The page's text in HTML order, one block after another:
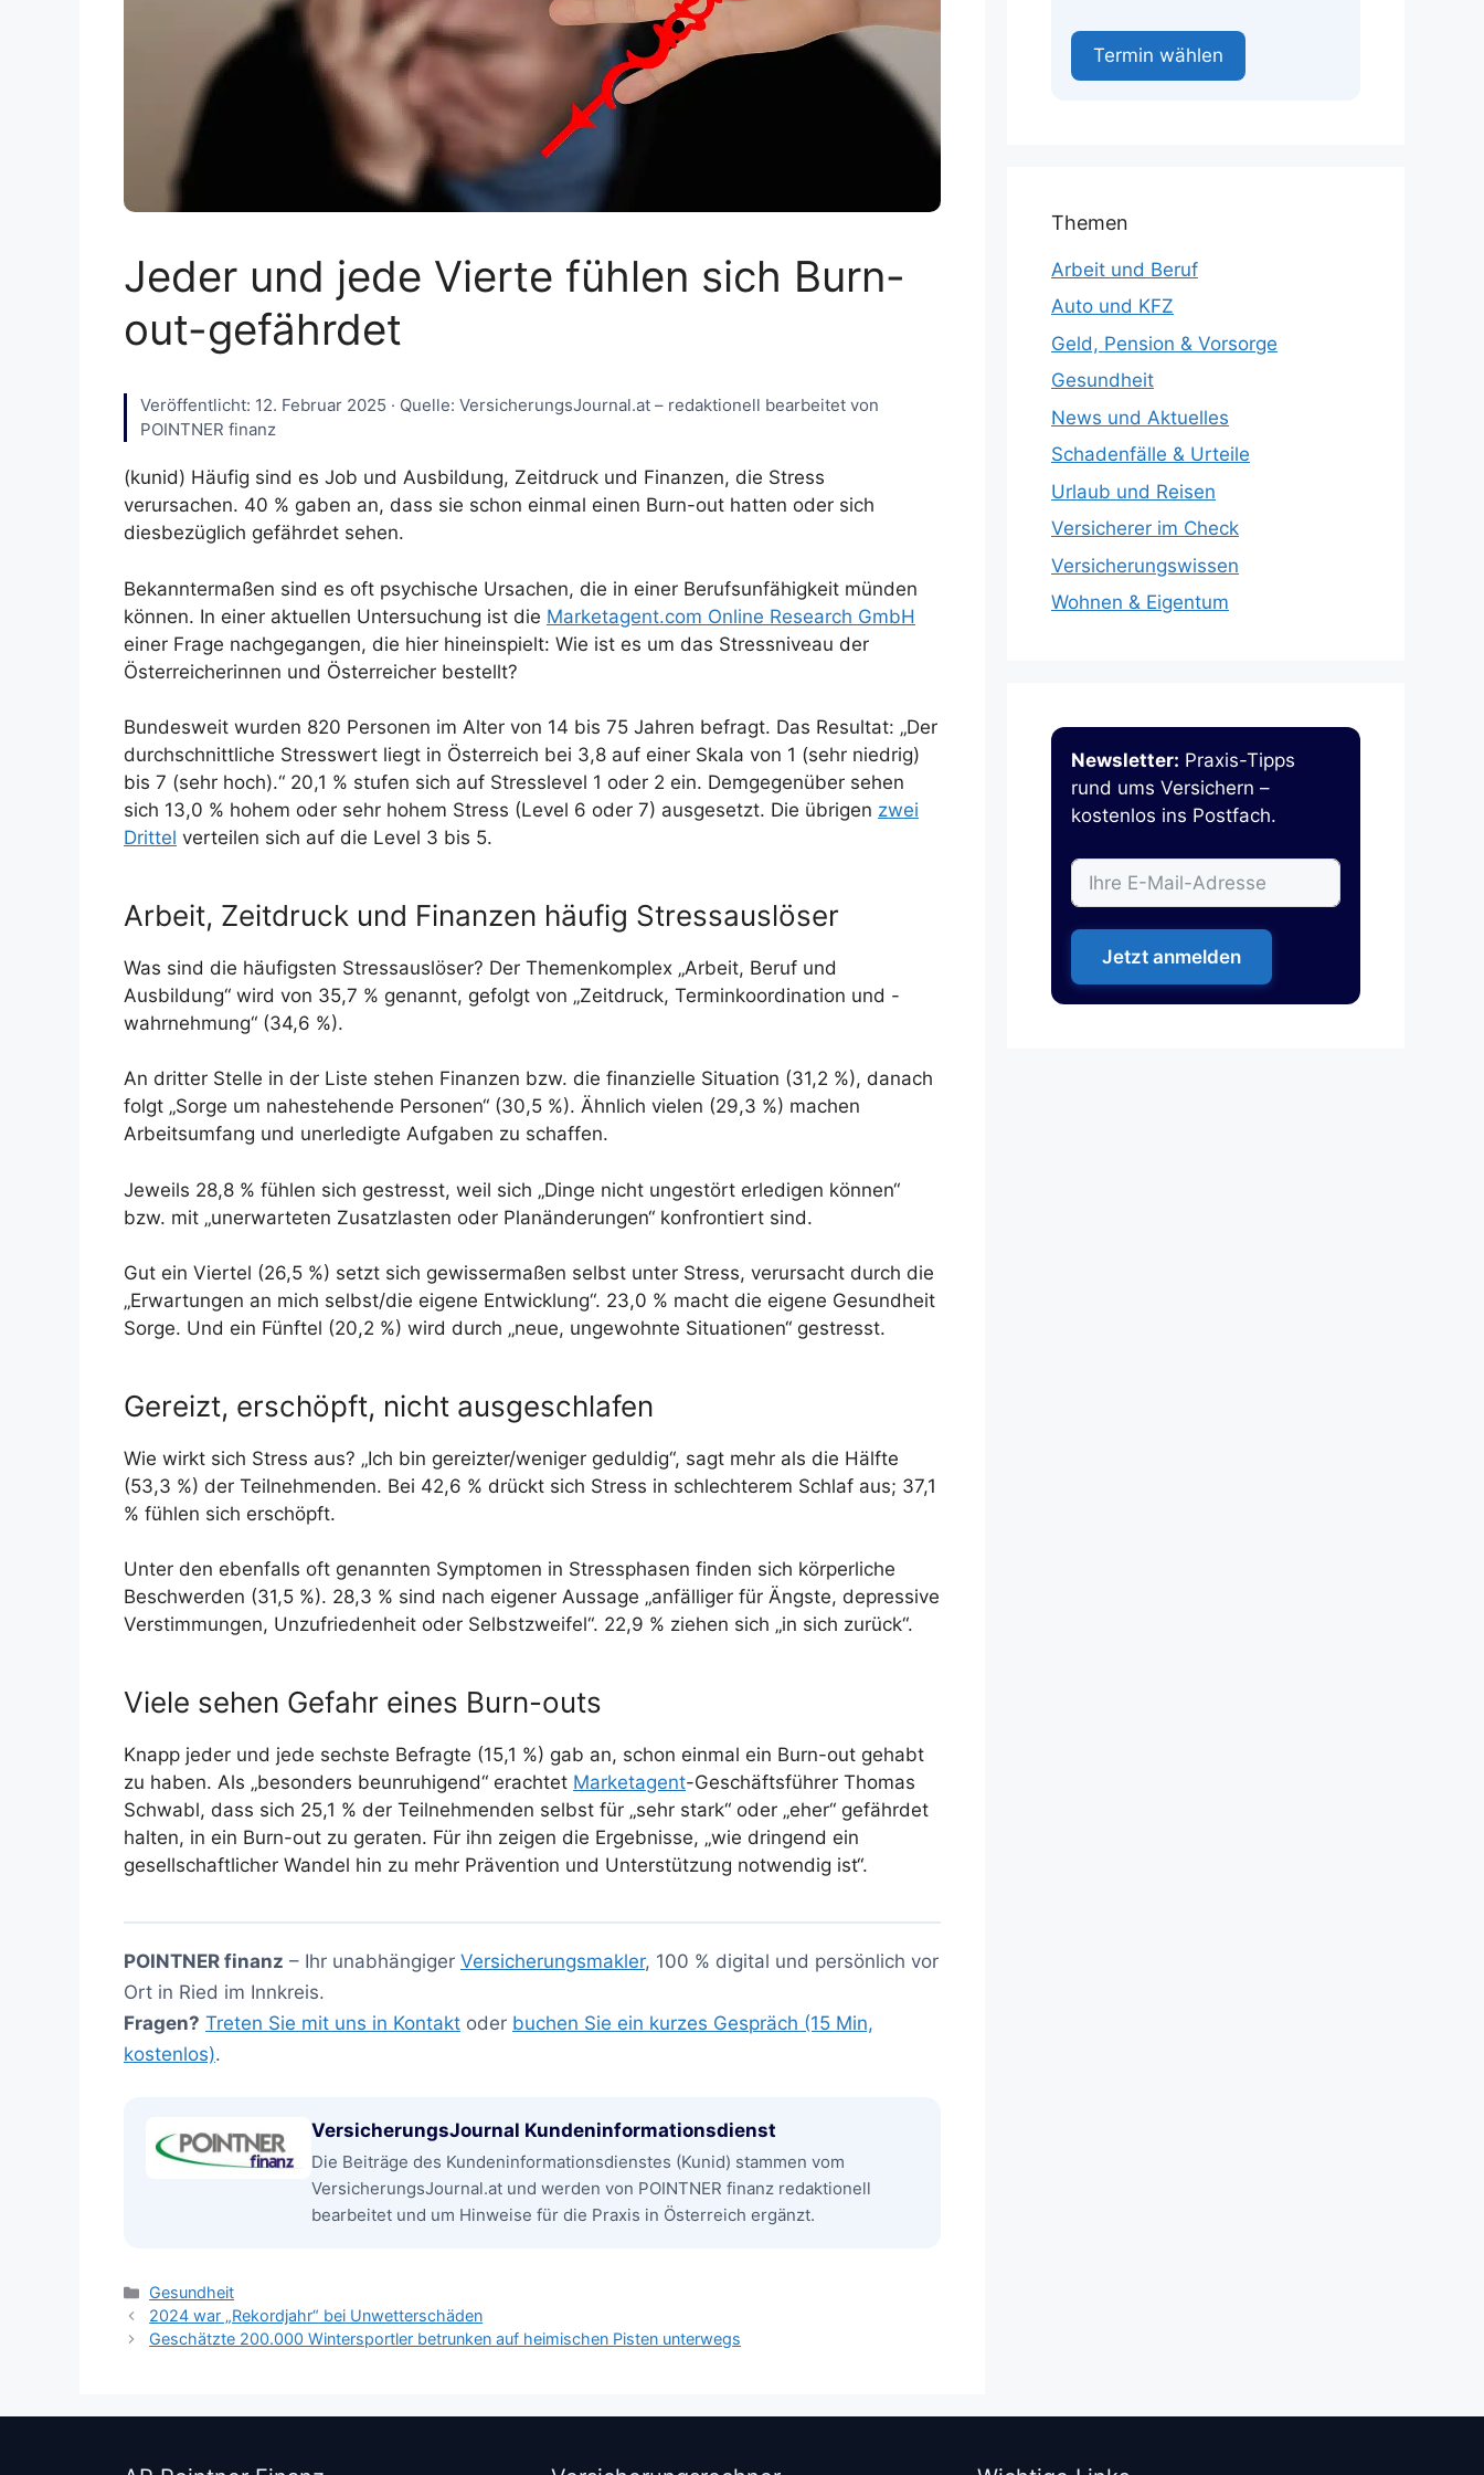
Jeder und jede Vierte fühlen sich Burn-
out-gefährdet
Veröffentlicht: 12. Februar 2025 · Quelle: VersicherungsJournal.at – redaktionell bearbeitet von
POINTNER finanz
(kunid) Häufig sind es Job und Ausbildung, Zeitdruck und Finanzen, die Stress
verursachen. 40 % gaben an, dass sie schon einmal einen Burn-out hatten oder sich
diesbezüglich gefährdet sehen.
Bekanntermaßen sind es oft psychische Ursachen, die in einer Berufsunfähigkeit münden
können. In einer aktuellen Untersuchung ist die Marketagent.com Online Research GmbH
einer Frage nachgegangen, die hier hineinspielt: Wie ist es um das Stressniveau der
Österreicherinnen und Österreicher bestellt?
Bundesweit wurden 820 Personen im Alter von 14 bis 75 Jahren befragt. Das Resultat: „Der
durchschnittliche Stresswert liegt in Österreich bei 3,8 auf einer Skala von 1 (sehr niedrig)
bis 7 (sehr hoch).“ 20,1 % stufen sich auf Stresslevel 1 oder 2 ein. Demgegenüber sehen
sich 13,0 % hohem oder sehr hohem Stress (Level 6 oder 7) ausgesetzt. Die übrigen zwei
Drittel verteilen sich auf die Level 3 bis 5.
Arbeit, Zeitdruck und Finanzen häufig Stressauslöser
Was sind die häufigsten Stressauslöser? Der Themenkomplex „Arbeit, Beruf und
Ausbildung“ wird von 35,7 % genannt, gefolgt von „Zeitdruck, Terminkoordination und -
wahrnehmung“ (34,6 %).
An dritter Stelle in der Liste stehen Finanzen bzw. die finanzielle Situation (31,2 %), danach
folgt „Sorge um nahestehende Personen“ (30,5 %). Ähnlich vielen (29,3 %) machen
Arbeitsumfang und unerledigte Aufgaben zu schaffen.
Jeweils 28,8 % fühlen sich gestresst, weil sich „Dinge nicht ungestört erledigen können“
bzw. mit „unerwarteten Zusatzlasten oder Planänderungen“ konfrontiert sind.
Gut ein Viertel (26,5 %) setzt sich gewissermaßen selbst unter Stress, verursacht durch die
„Erwartungen an mich selbst/die eigene Entwicklung“. 23,0 % macht die eigene Gesundheit
Sorge. Und ein Fünftel (20,2 %) wird durch „neue, ungewohnte Situationen“ gestresst.
Gereizt, erschöpft, nicht ausgeschlafen
Wie wirkt sich Stress aus? „Ich bin gereizter/weniger geduldig“, sagt mehr als die Hälfte
(53,3 %) der Teilnehmenden. Bei 42,6 % drückt sich Stress in schlechterem Schlaf aus; 37,1
% fühlen sich erschöpft.
Unter den ebenfalls oft genannten Symptomen in Stressphasen finden sich körperliche
Beschwerden (31,5 %). 28,3 % sind nach eigener Aussage „anfälliger für Ängste, depressive
Verstimmungen, Unzufriedenheit oder Selbstzweifel“. 22,9 % ziehen sich „in sich zurück“.
Viele sehen Gefahr eines Burn-outs
Knapp jeder und jede sechste Befragte (15,1 %) gab an, schon einmal ein Burn-out gehabt
zu haben. Als „besonders beunruhigend“ erachtet Marketagent-Geschäftsführer Thomas
Schwabl, dass sich 25,1 % der Teilnehmenden selbst für „sehr stark“ oder „eher“ gefährdet
halten, in ein Burn-out zu geraten. Für ihn zeigen die Ergebnisse, „wie dringend ein
gesellschaftlicher Wandel hin zu mehr Prävention und Unterstützung notwendig ist“.
POINTNER finanz – Ihr unabhängiger Versicherungsmakler, 100 % digital und persönlich vor
Ort in Ried im Innkreis.
Fragen? Treten Sie mit uns in Kontakt oder buchen Sie ein kurzes Gespräch (15 Min,
kostenlos).
VersicherungsJournal Kundeninformationsdienst
Die Beiträge des Kundeninformationsdienstes (Kunid) stammen vom
VersicherungsJournal.at und werden von POINTNER finanz redaktionell
bearbeitet und um Hinweise für die Praxis in Österreich ergänzt.
Kategorien
Gesundheit
2024 war „Rekordjahr“ bei Unwetterschäden
Geschätzte 200.000 Wintersportler betrunken auf heimischen Pisten unterwegs
Termin wählen
Themen
Arbeit und Beruf
Auto und KFZ
Geld, Pension & Vorsorge
Gesundheit
News und Aktuelles
Schadenfälle & Urteile
Urlaub und Reisen
Versicherer im Check
Versicherungswissen
Wohnen & Eigentum
Newsletter: Praxis-Tipps
rund ums Versichern –
kostenlos ins Postfach.
Jetzt anmelden